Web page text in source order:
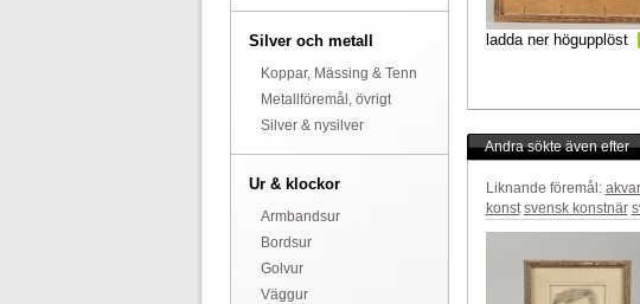
Silver och metall
Koppar, Mässing & Tenn
Metallföremål, övrigt
Silver & nysilver
Ur & klockor
Armbandsur
Bordsur
Golvur
Väggur
ladda ner högupplöst
Andra sökte även efter
Liknande föremål:
konst svensk konstnär